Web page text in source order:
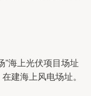
海上光伏项目场址
建海上风电场址。